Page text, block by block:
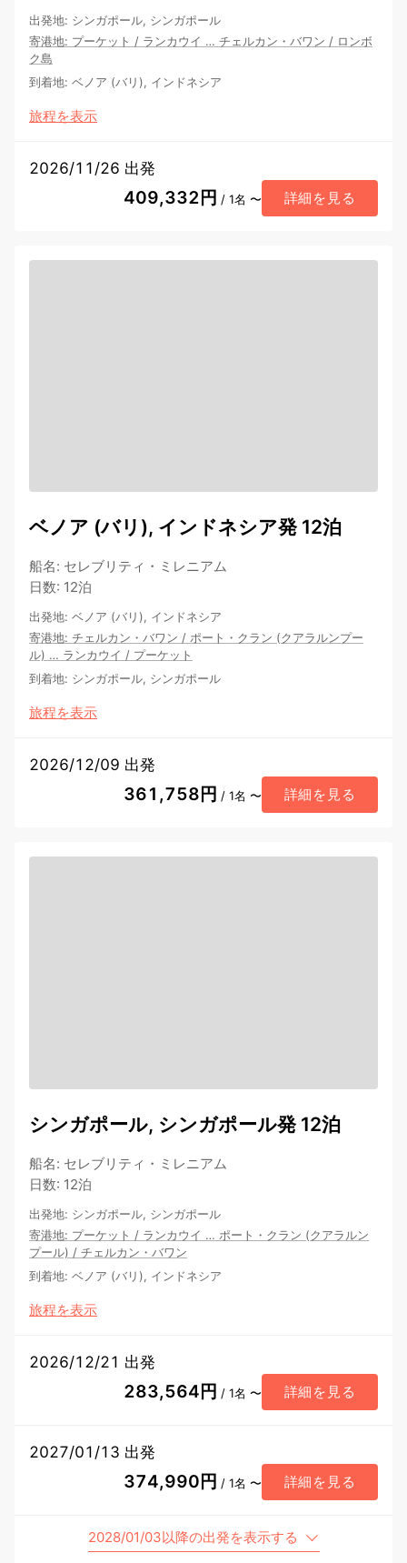
出発地: シンガポール, シンガポール
寄港地: プーケット / ランカウイ … チェルカン・バワン / ロンボ
ク島
到着地: ベノア (バリ), インドネシア
旅程を表示
2026/11/26 出発
409,332円 / 1名 〜 詳細を見る
ベノア (バリ), インドネシア発 12泊
船名: セレブリティ・ミレニアム
日数: 12泊
出発地: ベノア (バリ), インドネシア
寄港地: チェルカン・バワン / ポート・クラン (クアラルンプー
ル) … ランカウイ / プーケット
到着地: シンガポール, シンガポール
旅程を表示
2026/12/09 出発
361,758円 / 1名 〜 詳細を見る
シンガポール, シンガポール発 12泊
船名: セレブリティ・ミレニアム
日数: 12泊
出発地: シンガポール, シンガポール
寄港地: プーケット / ランカウイ … ポート・クラン (クアラルン
プール) / チェルカン・バワン
到着地: ベノア (バリ), インドネシア
旅程を表示
2026/12/21 出発
283,564円 / 1名 〜 詳細を見る
2027/01/13 出発
374,990円 / 1名 〜 詳細を見る
2028/01/03以降の出発を表示する